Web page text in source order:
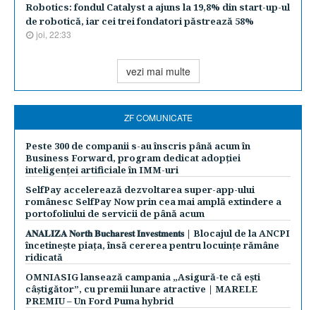
Robotics: fondul Catalyst a ajuns la 19,8% din start-up-ul
de robotică, iar cei trei fondatori păstrează 58%
joi, 22:33
vezi mai multe
ZF COMUNICATE
Peste 300 de companii s-au înscris până acum în
Business Forward, program dedicat adopției
inteligenței artificiale în IMM-uri
SelfPay accelerează dezvoltarea super-app-ului
românesc SelfPay Now prin cea mai amplă extindere a
portofoliului de servicii de până acum
𝐀𝐍𝐀𝐋𝐈𝐙𝐀 𝐍𝐨𝐫𝐭𝐡 𝐁𝐮𝐜𝐡𝐚𝐫𝐞𝐬𝐭 𝐈𝐧𝐯𝐞𝐬𝐭𝐦𝐞𝐧𝐭𝐬 | Blocajul de la ANCPI
încetinește piața, însă cererea pentru locuințe rămâne
ridicată
OMNIASIG lansează campania „Asigură-te că ești
câștigător”, cu premii lunare atractive | MARELE
PREMIU – Un Ford Puma hybrid